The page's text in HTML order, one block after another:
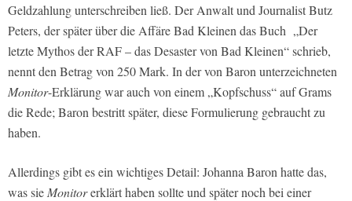
Geldzahlung unterschreiben ließ. Der Anwalt und Journalist Butz
Peters, der später über die Affäre Bad Kleinen das Buch „Der
letzte Mythos der RAF – das Desaster von Bad Kleinen“ schrieb,
nennt den Betrag von 250 Mark. In der von Baron unterzeichneten
Monitor-Erklärung war auch von einem „Kopfschuss“ auf Grams
die Rede; Baron bestritt später, diese Formulierung gebraucht zu
haben.
Allerdings gibt es ein wichtiges Detail: Johanna Baron hatte das,
was sie Monitorerklärt haben sollte und später noch bei einer